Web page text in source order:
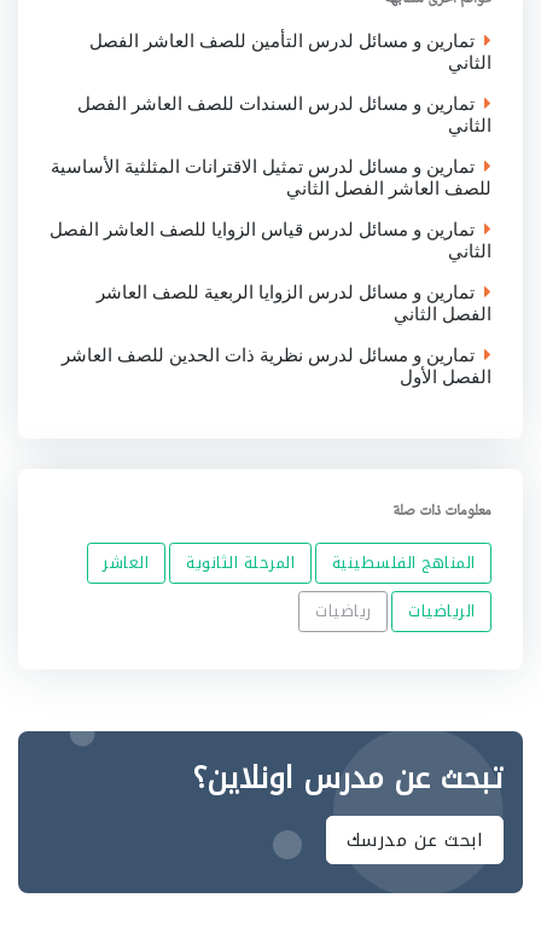
تمارين و مسائل لدرس التأمين للصف العاشر الفصل
الثاني
تمارين و مسائل لدرس السندات للصف العاشر الفصل
الثاني
تمارين و مسائل لدرس تمثيل الاقترانات المثلثية الأساسية
للصف العاشر الفصل الثاني
تمارين و مسائل لدرس قياس الزوايا للصف العاشر الفصل
الثاني
تمارين و مسائل لدرس الزوايا الربعية للصف العاشر
الفصل الثاني
تمارين و مسائل لدرس نظرية ذات الحدين للصف العاشر
الفصل الأول
معلومات ذات صلة
المناهج الفلسطينية المرحلة الثانوية
العاشر
الرياضيات
رياضيات
تبحث عن مدرس اونلاين؟
ابحث عن مدرسك